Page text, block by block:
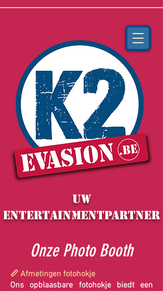
Uw
ENTERTAINMENTpartner
Onze Photo Booth
📏 Afmetingen fotohokje
Ons opblaasbare fotohokje biedt een